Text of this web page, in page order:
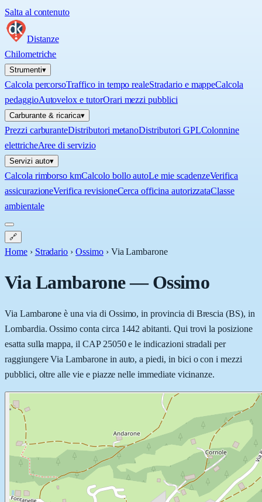
Salta al contenuto
Distanze
Chilometriche
Strumenti▾
Calcola percorsoTraffico in tempo realeStradario e mappeCalcola
pedaggioAutovelox e tutorOrari mezzi pubblici
Carburante & ricarica▾
Prezzi carburanteDistributori metanoDistributori GPLColonnine
elettricheAree di servizio
Servizi auto▾
Calcola rimborso kmCalcolo bollo autoLe mie scadenzeVerifica
assicurazioneVerifica revisioneCerca officina autorizzataClasse
ambientale
🔗
Home › Stradario › Ossimo › Via Lambarone
Via Lambarone—Ossimo
Via Lambarone è una via di Ossimo, in provincia di Brescia (BS), in
Lombardia. Ossimo conta circa 1442 abitanti. Qui trovi la posizione
esatta sulla mappa, il CAP 25050 e le indicazioni stradali per
raggiungere Via Lambarone in auto, a piedi, in bici o con i mezzi
pubblici, oltre alle vie e piazze nelle immediate vicinanze.